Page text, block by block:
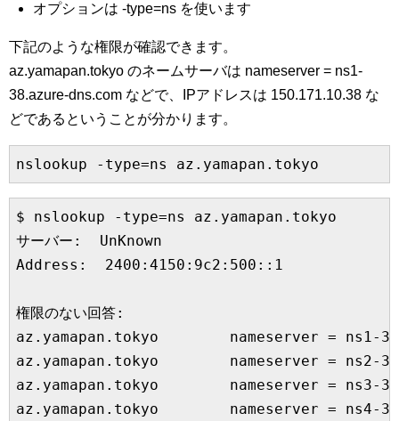
オプションは -type=ns を使います
下記のような権限が確認できます。
az.yamapan.tokyo のネームサーバは nameserver = ns1-
38.azure-dns.com などで、IPアドレスは 150.171.10.38 な
どであるということが分かります。
nslookup -type=ns az.yamapan.tokyo
$ nslookup -type=ns az.yamapan.tokyo
サーバー:  UnKnown
Address:  2400:4150:9c2:500::1
権限のない回答:
az.yamapan.tokyo        nameserver = ns1-
az.yamapan.tokyo        nameserver = ns2-
az.yamapan.tokyo        nameserver = ns3-
az.yamapan.tokyo        nameserver = ns4-